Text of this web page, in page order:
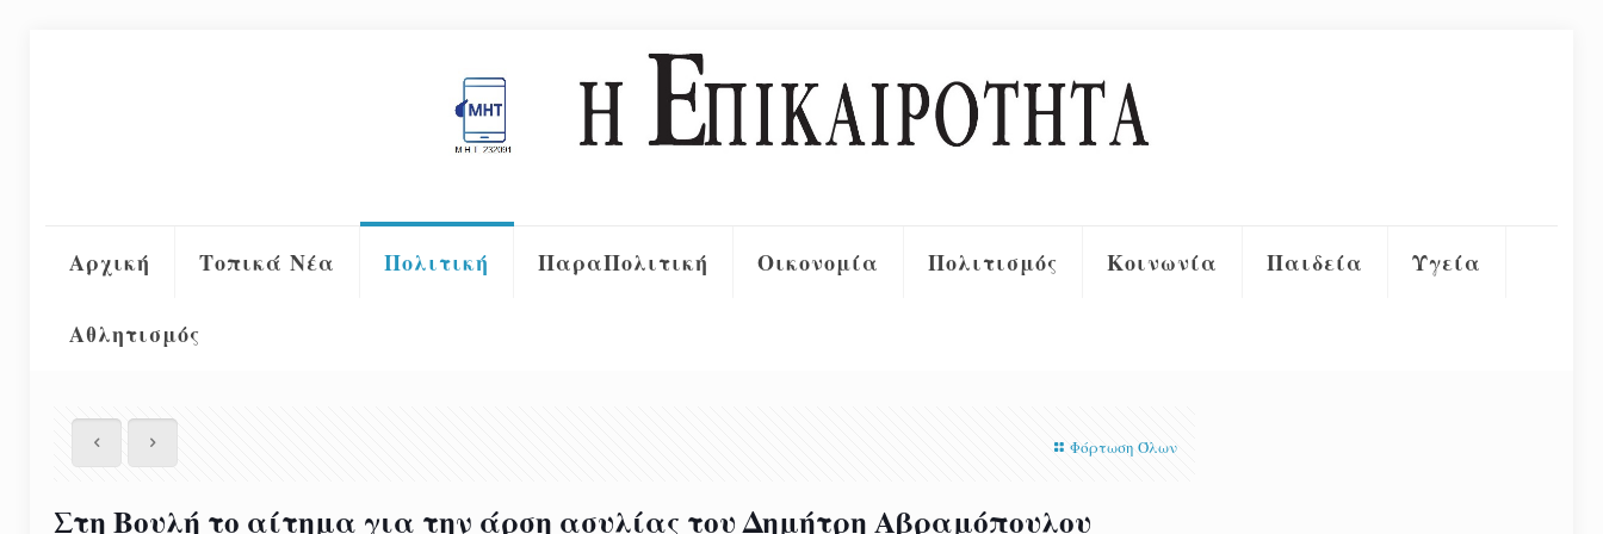
Αρχική Τοπικά Νέα Πολιτική ΠαραΠολιτική Οικονομία Πολιτισμός Κοινωνία Παιδεία Υγεία
Αθλητισμός
Φόρτωση Όλων
Στη Βουλή το αίτημα για την άρση ασυλίας του Δημήτρη Αβραμόπουλου